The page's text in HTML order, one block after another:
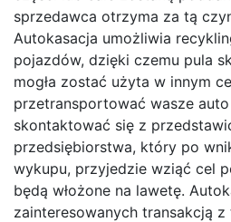
sprzedawca otrzyma za tą
Autokasacja umożliwia
pojazdów, dzięki czemu pula
mogła zostać użyta w innym
przetransportować wasze
skontaktować się z
przedsiębiorstwa, który po
wykupu, przyjedzie wziąć cel
będą włożone na lawetę.
zainteresowanych transakcją z